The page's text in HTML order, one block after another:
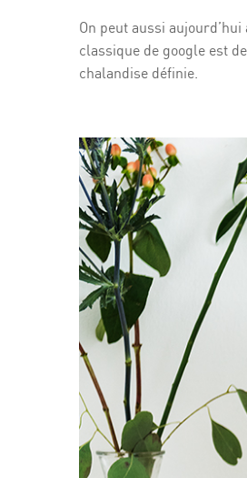
On peut aussi
classique de google est
chalandise définie.